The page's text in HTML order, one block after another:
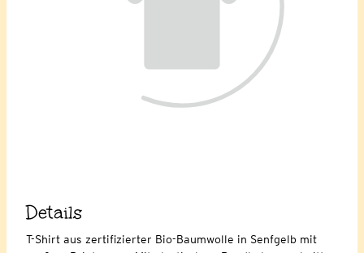
Details
T-Shirt aus zertifizierter Bio-Baumwolle in Senfgelb mit